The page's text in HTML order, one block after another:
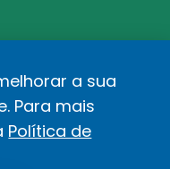
Salarial
a sua
Para mais
Política de